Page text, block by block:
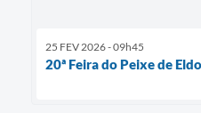
25 FEV 2026 - 09h45
20ª Feira do Peixe de